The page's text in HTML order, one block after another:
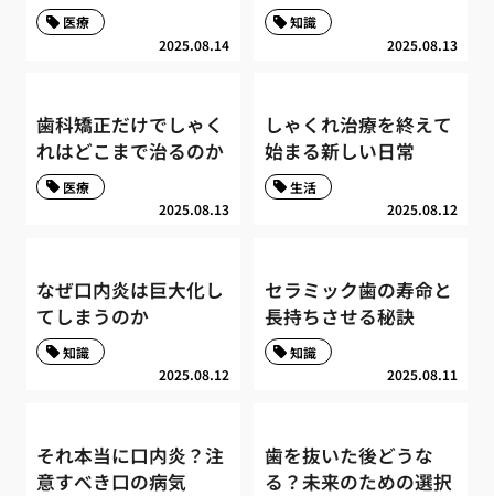
2025.08.14
医療
2025.08.13
知識
歯科矯正だけでしゃく
れはどこまで治るのか
2025.08.13
医療
しゃくれ治療を終えて
始まる新しい日常
2025.08.12
生活
なぜ口内炎は巨大化し
てしまうのか
2025.08.12
知識
セラミック歯の寿命と
長持ちさせる秘訣
2025.08.11
知識
それ本当に口内炎？注
意すべき口の病気
歯を抜いた後どうな
る？未来のための選択